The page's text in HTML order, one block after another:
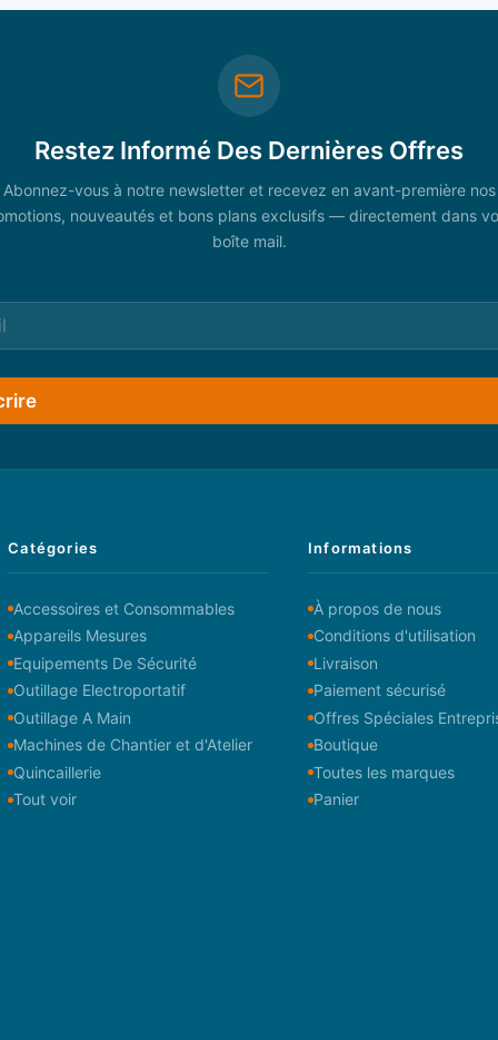
Restez Informé Des Dernières Offres
Abonnez-vous à notre newsletter et recevez en avant-première nos
nouveautés et bons plans exclusifs — directement dans
boîte mail.
Catégories
Accessoires et Consommables
Appareils Mesures
Equipements De Sécurité
Outillage Electroportatif
Outillage A Main
Machines de Chantier et d'Atelier
Quincaillerie
Tout voir
Informations
À propos de nous
Conditions d'utilisation
Livraison
Paiement sécurisé
Offres Spéciales
Boutique
Toutes les marques
Panier